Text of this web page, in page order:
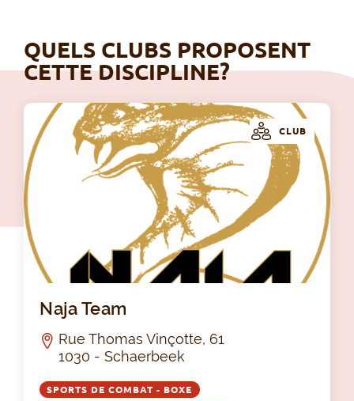
QUELS CLUBS PROPOSENT
CETTE DISCIPLINE?
CLUB
Naja Team
Rue Thomas Vinçotte, 61
1030 - Schaerbeek
SPORTS DE COMBAT - BOXE